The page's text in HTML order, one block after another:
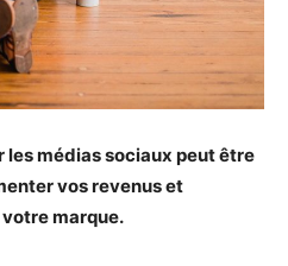
les médias sociaux peut être
vos revenus et
marque.